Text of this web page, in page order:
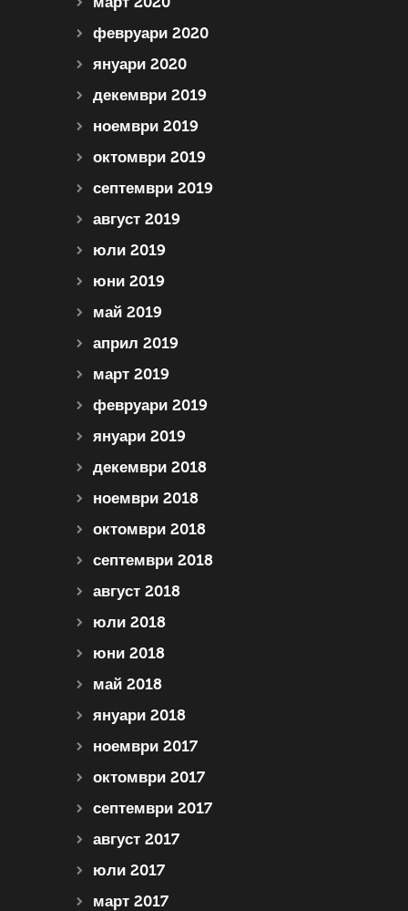
февруари 2020
януари 2020
декември 2019
ноември 2019
октомври 2019
септември 2019
август 2019
юли 2019
юни 2019
май 2019
април 2019
март 2019
февруари 2019
януари 2019
декември 2018
ноември 2018
октомври 2018
септември 2018
август 2018
юли 2018
юни 2018
май 2018
януари 2018
ноември 2017
октомври 2017
септември 2017
август 2017
юли 2017
март 2017